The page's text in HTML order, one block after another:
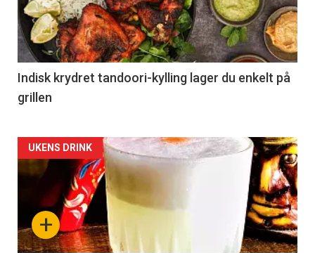
Indisk krydret tandoori-kylling lager du enkelt på
grillen
Forsiden
akkurat
nå
-
+
UKENS DRINK